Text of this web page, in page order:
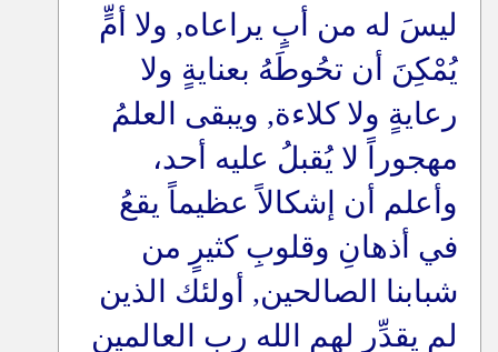
ليسَ له من أبٍ يراعاه, ولا أمٍّ
يُمْكِنَ أن تحُوطَهُ بعنايةٍ ولا
رعايةٍ ولا كلاءة, ويبقى العلمُ
مهجوراً لا يُقبلُ عليه أحد،
وأعلم أن إشكالاً عظيماً يقعُ
في أذهانِ وقلوبِ كثيرٍ من
شبابنا الصالحين, أولئك الذين
لم يقدِّر لهم الله رب العالمين